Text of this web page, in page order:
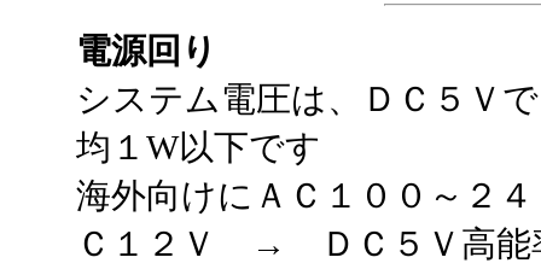
電源回り
システム電圧は、ＤＣ５Ｖ
均１W以下です
海外向けにＡＣ１００～２
Ｃ１２Ｖ → ＤＣ５Ｖ高能